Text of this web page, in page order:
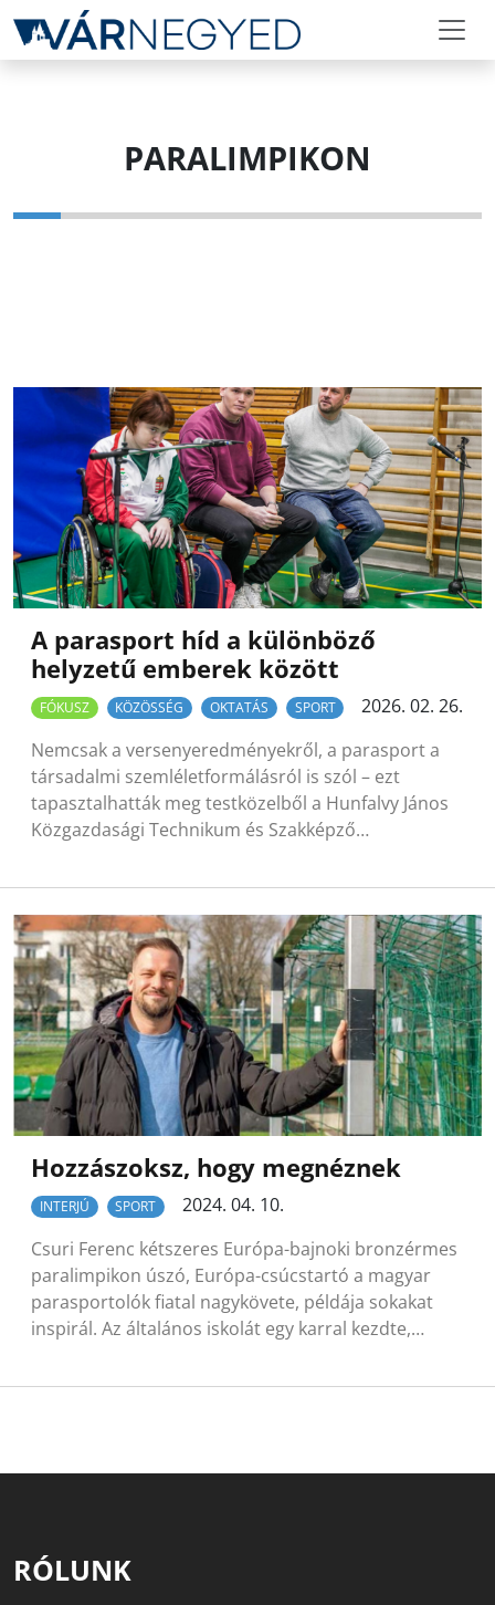
PARALIMPIKON
A parasport híd a különböző
helyzetű emberek között
FÓKUSZ KÖZÖSSÉG OKTATÁS SPORT
2026. 02. 26.
Nemcsak a versenyeredményekről, a parasport a
társadalmi szemléletformálásról is szól – ezt
tapasztalhatták meg testközelből a Hunfalvy János
Közgazdasági Technikum és Szakképző…
Hozzászoksz, hogy megnéznek
INTERJÚ SPORT
2024. 04. 10.
Csuri Ferenc kétszeres Európa-bajnoki bronzérmes
paralimpikon úszó, Európa-csúcstartó a magyar
parasportolók fiatal nagykövete, példája sokakat
inspirál. Az általános iskolát egy karral kezdte,…
RÓLUNK